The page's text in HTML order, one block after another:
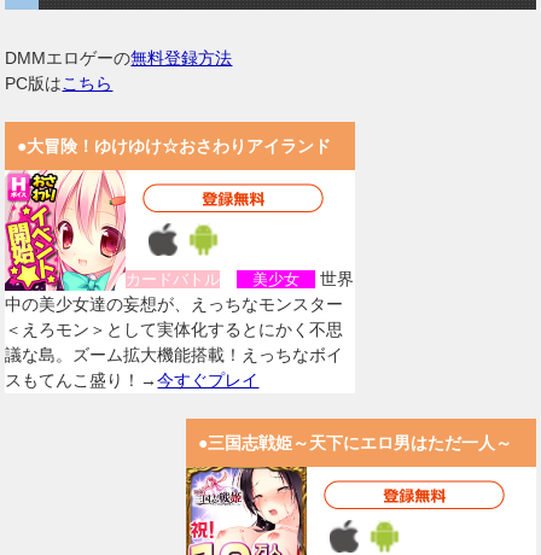
DMMエロゲーの無料登録方法
PC版はこちら
●大冒険！ゆけゆけ☆おさわりアイランド
カードバトル 美少女
世界
中の美少女達の妄想が、えっちなモンスター
＜えろモン＞として実体化するとにかく不思
議な島。ズーム拡大機能搭載！えっちなボイ
スもてんこ盛り！→今すぐプレイ
●三国志戦姫～天下にエロ男はただ一人～